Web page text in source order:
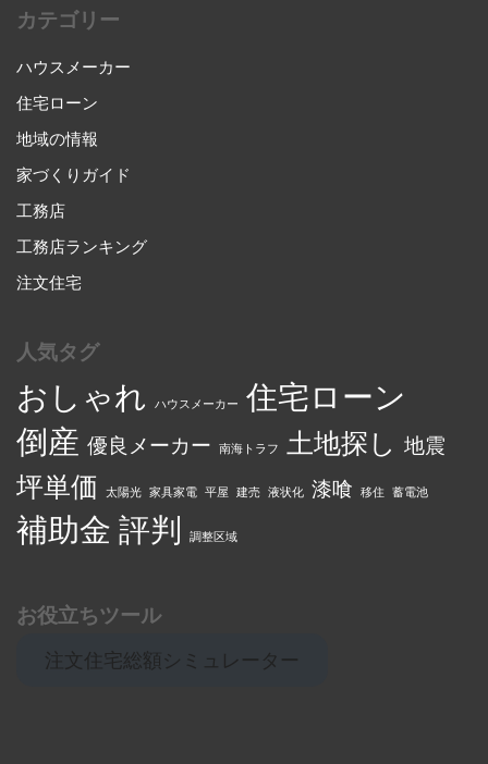
カテゴリー
ハウスメーカー
住宅ローン
地域の情報
家づくりガイド
工務店
工務店ランキング
注文住宅
人気タグ
おしゃれ ハウスメーカー
住宅ローン
倒産 優良メーカー 南海トラフ 土地探し 地震
坪単価 太陽光 家具家電 平屋 建売 液状化 漆喰 移住 蓄電池
補助金 評判 調整区域
お役立ちツール
注文住宅総額シミュレーター